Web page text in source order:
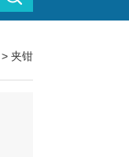
> 夹钳